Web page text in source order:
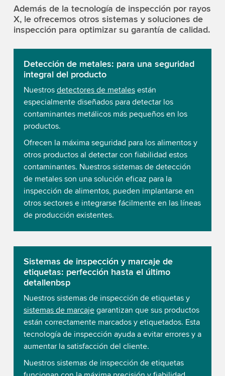
Además de la tecnología de inspección por rayos
X, le ofrecemos otros sistemas y soluciones de
inspección para optimizar su garantía de calidad.
Detección de metales: para una seguridad
integral del producto
Nuestros detectores de metalesestán
especialmente diseñados para detectar los
contaminantes metálicos más pequeños en los
productos.
Ofrecen la máxima seguridad para los alimentos y
otros productos al detectar con fiabilidad estos
contaminantes. Nuestros sistemas de detección
de metales son una solución eficaz para la
inspección de alimentos, pueden implantarse en
otros sectores e integrarse fácilmente en las líneas
de producción existentes.
Sistemas de inspección y marcaje de
etiquetas: perfección hasta el último
detallenbsp
Nuestros sistemas de inspección de etiquetas y
sistemas de marcajegarantizan que sus productos
están correctamente marcados y etiquetados. Esta
tecnología de inspección ayuda a evitar errores y a
aumentar la satisfacción del cliente.
Nuestros sistemas de inspección de etiquetas